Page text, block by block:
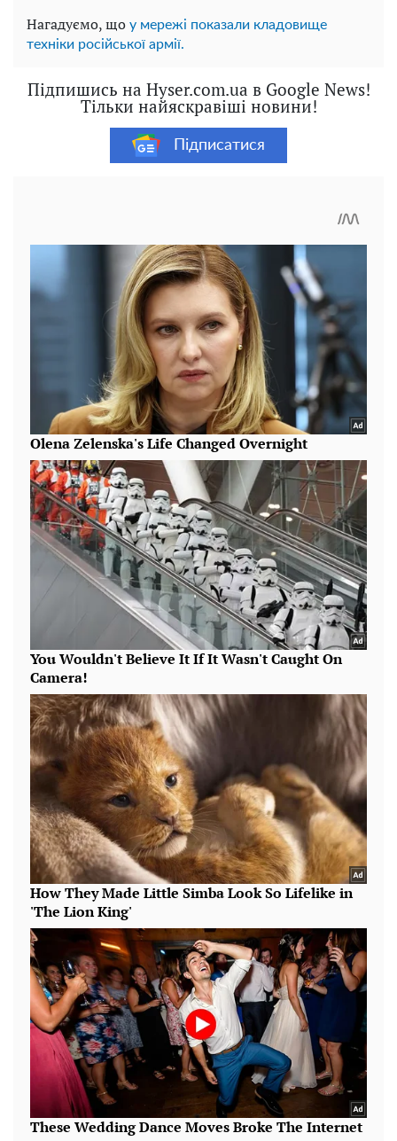
Нагадуємо, що у мережі показали кладовище
техніки російської армії.
Підпишись на Hyser.com.ua в Google News!
Тільки найяскравіші новини!
Підписатися